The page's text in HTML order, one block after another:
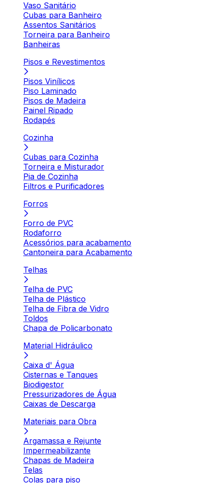
Vaso Sanitário
Cubas para Banheiro
Assentos Sanitários
Torneira para Banheiro
Banheiras
Pisos e Revestimentos
Pisos Vinílicos
Piso Laminado
Pisos de Madeira
Painel Ripado
Rodapés
Cozinha
Cubas para Cozinha
Torneira e Misturador
Pia de Cozinha
Filtros e Purificadores
Forros
Forro de PVC
Rodaforro
Acessórios para acabamento
Cantoneira para Acabamento
Telhas
Telha de PVC
Telha de Plástico
Telha de Fibra de Vidro
Toldos
Chapa de Policarbonato
Material Hidráulico
Caixa d' Água
Cisternas e Tanques
Biodigestor
Pressurizadores de Água
Caixas de Descarga
Materiais para Obra
Argamassa e Rejunte
Impermeabilizante
Chapas de Madeira
Telas
Colas para piso